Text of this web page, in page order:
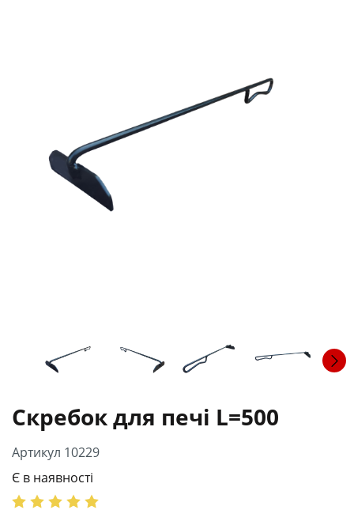
Скребок для печі L=500
Артикул 10229
Є в наявності